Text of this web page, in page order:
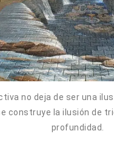
no deja de ser una
construye la ilusión de
profundidad.